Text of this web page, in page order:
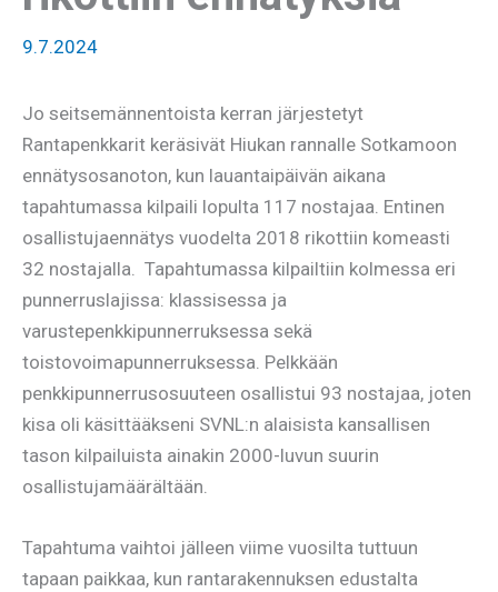
9.7.2024
Jo seitsemännentoista kerran järjestetyt
Rantapenkkarit keräsivät Hiukan rannalle Sotkamoon
ennätysosanoton, kun lauantaipäivän aikana
tapahtumassa kilpaili lopulta 117 nostajaa. Entinen
osallistujaennätys vuodelta 2018 rikottiin komeasti
32 nostajalla. Tapahtumassa kilpailtiin kolmessa eri
punnerruslajissa: klassisessa ja
varustepenkkipunnerruksessa sekä
toistovoimapunnerruksessa. Pelkkään
penkkipunnerrusosuuteen osallistui 93 nostajaa, joten
kisa oli käsittääkseni SVNL:n alaisista kansallisen
tason kilpailuista ainakin 2000-luvun suurin
osallistujamäärältään.
Tapahtuma vaihtoi jälleen viime vuosilta tuttuun
tapaan paikkaa, kun rantarakennuksen edustalta